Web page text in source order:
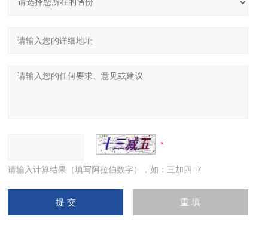
请输入计算结果（填写阿拉伯数字），如：三加四=7